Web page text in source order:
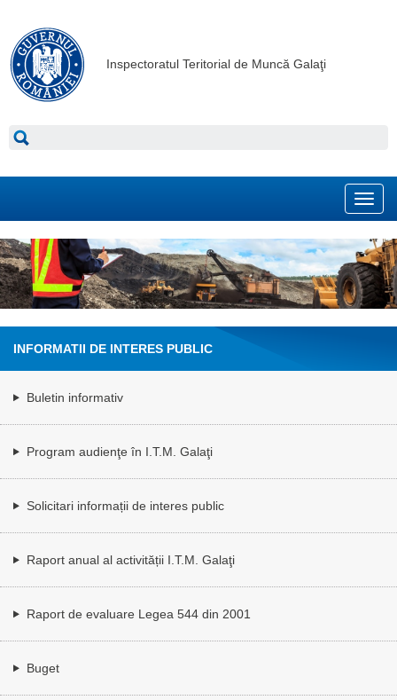
Inspectoratul Teritorial de Muncă Galaţi
INFORMATII DE INTERES PUBLIC
Buletin informativ
Program audienţe în I.T.M. Galaţi
Solicitari informații de interes public
Raport anual al activității I.T.M. Galaţi
Raport de evaluare Legea 544 din 2001
Buget